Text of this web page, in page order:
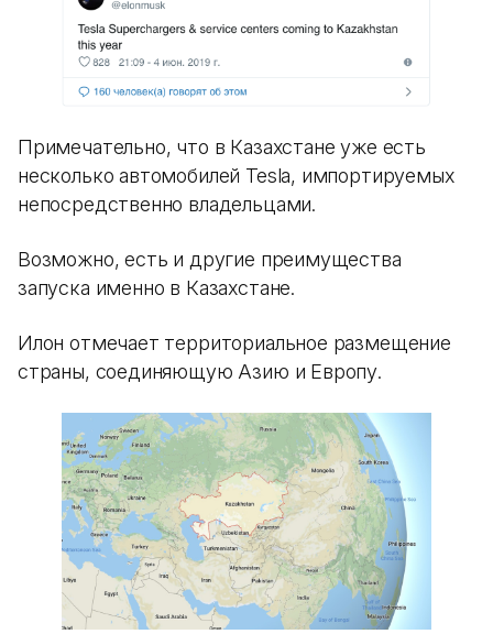
Примечательно, что в Казахстане уже есть
несколько автомобилей Tesla, импортируемых
непосредственно владельцами.
Возможно, есть и другие преимущества
запуска именно в Казахстане.
Илон отмечает территориальное размещение
страны, соединяющую Азию и Европу.